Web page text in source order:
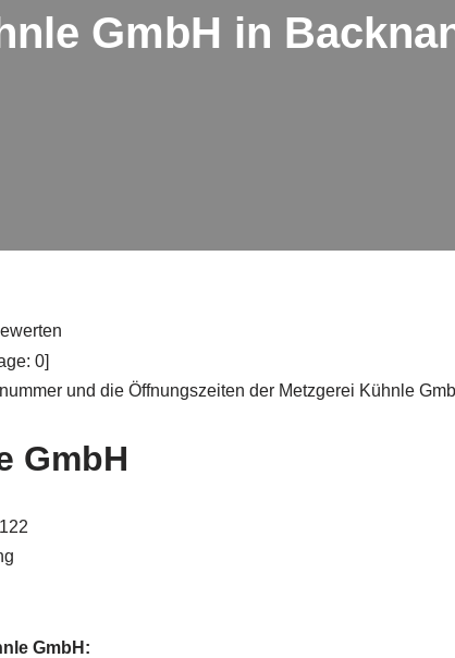
GmbH in
0]
und die Öffnungszeiten der Metzgerei Kühnle
GmbH
GmbH: